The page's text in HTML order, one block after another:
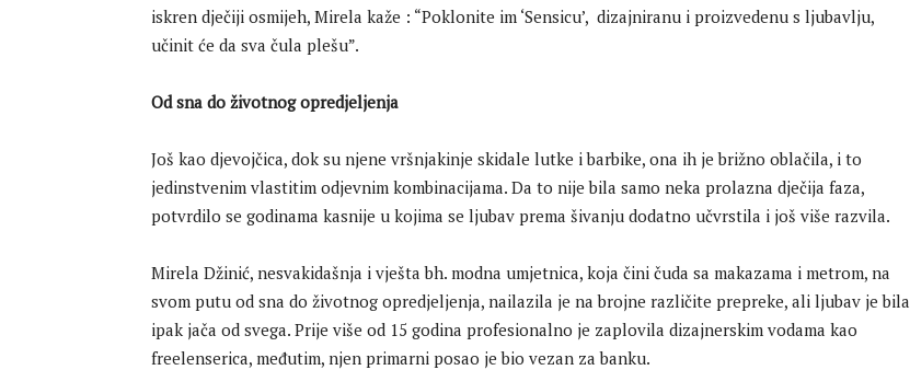
iskren dječiji osmijeh, Mirela kaže : “Poklonite im ‘Sensicu’, dizajniranu i proizvedenu s ljubavlju,
učinit će da sva čula plešu”.
Od sna do životnog opredjeljenja
Još kao djevojčica, dok su njene vršnjakinje skidale lutke i barbike, ona ih je brižno oblačila, i to
jedinstvenim vlastitim odjevnim kombinacijama. Da to nije bila samo neka prolazna dječija faza,
potvrdilo se godinama kasnije u kojima se ljubav prema šivanju dodatno učvrstila i još više razvila.
Mirela Džinić, nesvakidašnja i vješta bh. modna umjetnica, koja čini čuda sa makazama i metrom, na
svom putu od sna do životnog opredjeljenja, nailazila je na brojne različite prepreke, ali ljubav je bila
ipak jača od svega. Prije više od 15 godina profesionalno je zaplovila dizajnerskim vodama kao
freelenserica, međutim, njen primarni posao je bio vezan za banku.